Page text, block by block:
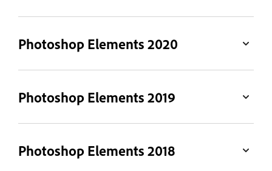
Photoshop Elements 2020
Photoshop Elements 2019
Photoshop Elements 2018